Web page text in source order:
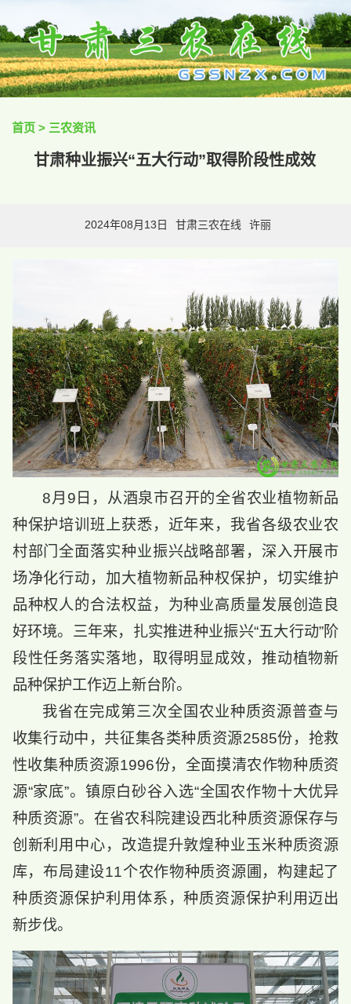
首页 > 三农资讯
甘肃种业振兴“五大行动”取得阶段性成效
2024年08月13日 甘肃三农在线 许丽
8月9日，从酒泉市召开的全省农业植物新品
种保护培训班上获悉，近年来，我省各级农业农
村部门全面落实种业振兴战略部署，深入开展市
场净化行动，加大植物新品种权保护，切实维护
品种权人的合法权益，为种业高质量发展创造良
好环境。三年来，扎实推进种业振兴“五大行动”阶
段性任务落实落地，取得明显成效，推动植物新
品种保护工作迈上新台阶。
我省在完成第三次全国农业种质资源普查与
收集行动中，共征集各类种质资源2585份，抢救
性收集种质资源1996份，全面摸清农作物种质资
源“家底”。镇原白砂谷入选“全国农作物十大优异
种质资源”。在省农科院建设西北种质资源保存与
创新利用中心，改造提升敦煌种业玉米种质资源
库，布局建设11个农作物种质资源圃，构建起了
种质资源保护利用体系，种质资源保护利用迈出
新步伐。